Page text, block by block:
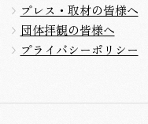
プレス・取材の皆様へ
団体拝観の皆様へ
プライバシーポリシー